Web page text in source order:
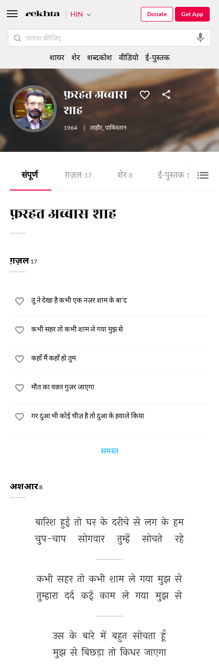
फ़रहत अब्बास
शाह
1964 लाहौर,पाकिस्तान
संपूर्ण ग़ज़ल 17 शेर 8 ई-पुस्तक 1
फ़रहत अब्बास शाह
ग़ज़ल 17
तू ने देखा है कभी एक नज़र शाम के बा'द
कभी सहर तो कभी शाम ले गया मुझ से
कहाँ मैं कहाँ हो तुम
मौत का वक़्त गुज़र जाएगा
गर दुआ भी कोई चीज़ है तो दुआ के हवाले किया
समस्त
अशआर8
बारिश हुई तो घर के दरीचे से लग के हम
चुप-चाप
सोगवार तुम्हें सोचते रहे
कभी सहर तो कभी शाम ले गया मुझ से
तुम्हारा दर्द कई काम ले गया मुझ से
उस के बारे में बहुत सोचता हूँ
मुझ से बिछड़ा तो किधर जाएगा
HIN Get App
Donate
शायर शेर शब्दकोश वीडियो ई-पुस्तक